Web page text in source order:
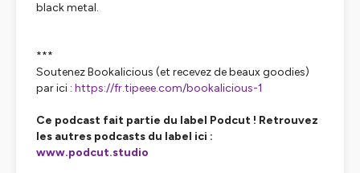
black metal.
***
Soutenez Bookalicious (et recevez de beaux goodies)
par ici : https://fr.tipeee.com/bookalicious-1
Ce podcast fait partie du label Podcut ! Retrouvez
les autres podcasts du label ici :
www.podcut.studio